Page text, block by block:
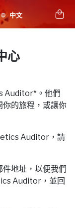
心
Auditor*。他們
你的旅程，或讓你
Auditor，請
地址，以便我們
Auditor，並回